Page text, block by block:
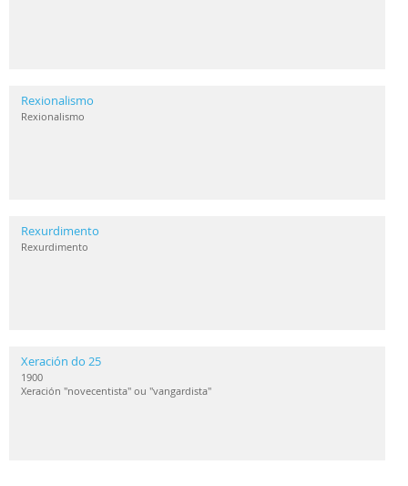
Rexionalismo
Rexionalismo
Rexurdimento
Rexurdimento
Xeración do 25
1900
Xeración "novecentista" ou "vangardista"